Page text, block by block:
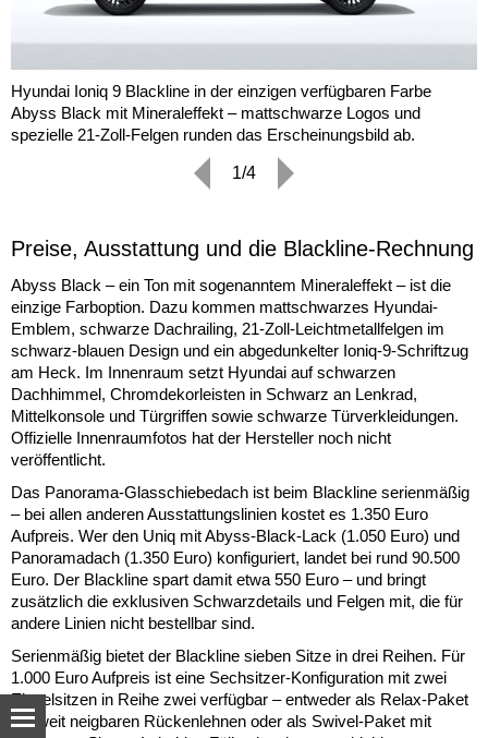
Hyundai Ioniq 9 Blackline in der einzigen verfügbaren Farbe
Abyss Black mit Mineraleffekt – mattschwarze Logos und
spezielle 21-Zoll-Felgen runden das Erscheinungsbild ab.
1/4
Preise, Ausstattung und die Blackline-Rechnung
Abyss Black – ein Ton mit sogenanntem Mineraleffekt – ist die
einzige Farboption. Dazu kommen mattschwarzes Hyundai-
Emblem, schwarze Dachrailing, 21-Zoll-Leichtmetallfelgen im
schwarz-blauen Design und ein abgedunkelter Ioniq-9-Schriftzug
am Heck. Im Innenraum setzt Hyundai auf schwarzen
Dachhimmel, Chromdekorleisten in Schwarz an Lenkrad,
Mittelkonsole und Türgriffen sowie schwarze Türverkleidungen.
Offizielle Innenraumfotos hat der Hersteller noch nicht
veröffentlicht.
Das Panorama-Glasschiebedach ist beim Blackline serienmäßig
– bei allen anderen Ausstattungslinien kostet es 1.350 Euro
Aufpreis. Wer den Uniq mit Abyss-Black-Lack (1.050 Euro) und
Panoramadach (1.350 Euro) konfiguriert, landet bei rund 90.500
Euro. Der Blackline spart damit etwa 550 Euro – und bringt
zusätzlich die exklusiven Schwarzdetails und Felgen mit, die für
andere Linien nicht bestellbar sind.
Serienmäßig bietet der Blackline sieben Sitze in drei Reihen. Für
1.000 Euro Aufpreis ist eine Sechsitzer-Konfiguration mit zwei
Einzelsitzen in Reihe zwei verfügbar – entweder als Relax-Paket
mit weit neigbaren Rückenlehnen oder als Swivel-Paket mit